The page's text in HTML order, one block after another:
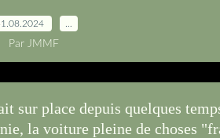
Par JMMF
sur place depuis quelques
la voiture pleine de choses